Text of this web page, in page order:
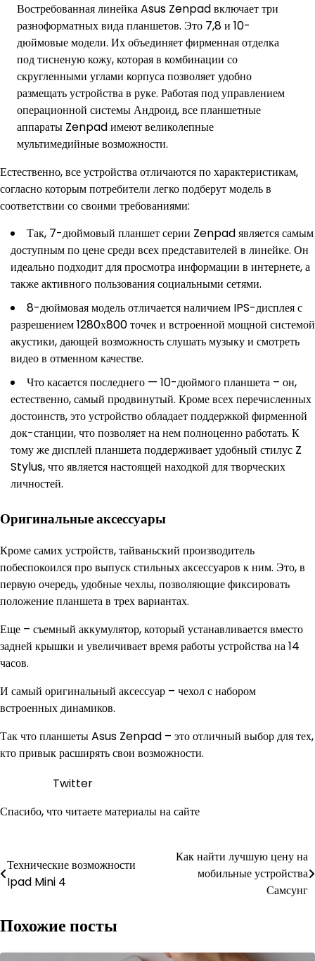
Востребованная линейка Asus Zenpad включает три
разноформатных вида планшетов. Это 7,8 и 10-
дюймовые модели. Их объединяет фирменная отделка
под тисненую кожу, которая в комбинации со
скругленными углами корпуса позволяет удобно
размещать устройства в руке. Работая под управлением
операционной системы Андроид, все планшетные
аппараты Zenpad имеют великолепные
мультимедийные возможности.
Естественно, все устройства отличаются по характеристикам,
согласно которым потребители легко подберут модель в
соответствии со своими требованиями:
Так, 7-дюймовый планшет серии Zenpad является самым
доступным по цене среди всех представителей в линейке. Он
идеально подходит для просмотра информации в интернете, а
также активного пользования социальными сетями.
8-дюймовая модель отличается наличием IPS-дисплея с
разрешением 1280х800 точек и встроенной мощной системой
акустики, дающей возможность слушать музыку и смотреть
видео в отменном качестве.
Что касается последнего — 10-дюймого планшета – он,
естественно, самый продвинутый. Кроме всех перечисленных
достоинств, это устройство обладает поддержкой фирменной
док-станции, что позволяет на нем полноценно работать. К
тому же дисплей планшета поддерживает удобный стилус Z
Stylus, что является настоящей находкой для творческих
личностей.
Оригинальные аксессуары
Кроме самих устройств, тайваньский производитель
побеспокоился про выпуск стильных аксессуаров к ним. Это, в
первую очередь, удобные чехлы, позволяющие фиксировать
положение планшета в трех вариантах.
Еще – съемный аккумулятор, который устанавливается вместо
задней крышки и увеличивает время работы устройства на 14
часов.
И самый оригинальный аксессуар – чехол с набором
встроенных динамиков.
Так что планшеты Asus Zenpad – это отличный выбор для тех,
кто привык расширять свои возможности.
Twitter
Спасибо, что читаете материалы на сайте
Навигация
по
Технические возможности
Ipad Mini 4
Как найти лучшую цену на
мобильные устройства
Самсунг
Похожие посты